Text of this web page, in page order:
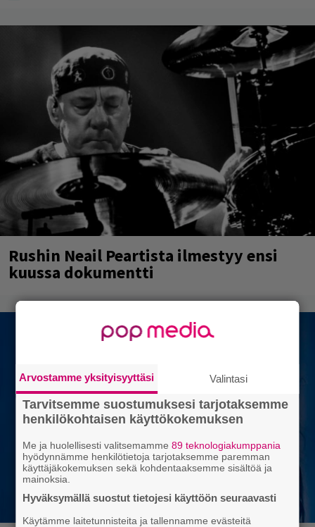
Rushin Neail Peartista ilmestyy ensi
kuussa dokumentti
Arvostamme yksityisyyttäsi Valintasi
Tarvitsemme suostumuksesi tarjotaksemme
henkilökohtaisen käyttökokemuksen
Me ja huolellisesti valitsemamme89 teknologiakumppania
hyödynnämme henkilötietoja tarjotaksemme paremman
käyttäjäkokemuksen sekä kohdentaaksemme sisältöä ja
mainoksia.
Hyväksymällä suostut tietojesi käyttöön seuraavasti
Käytämme laitetunnisteita ja tallennamme evästeitä